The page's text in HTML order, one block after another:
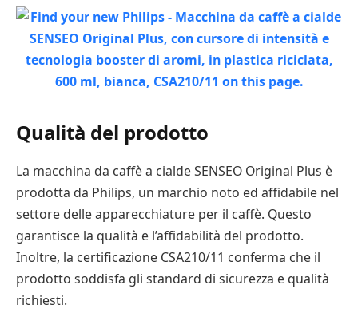
Qualità del prodotto
La macchina da caffè a cialde SENSEO Original Plus è
prodotta da Philips, un marchio noto ed affidabile nel
settore delle apparecchiature per il caffè. Questo
garantisce la qualità e l’affidabilità del prodotto.
Inoltre, la certificazione CSA210/11 conferma che il
prodotto soddisfa gli standard di sicurezza e qualità
richiesti.